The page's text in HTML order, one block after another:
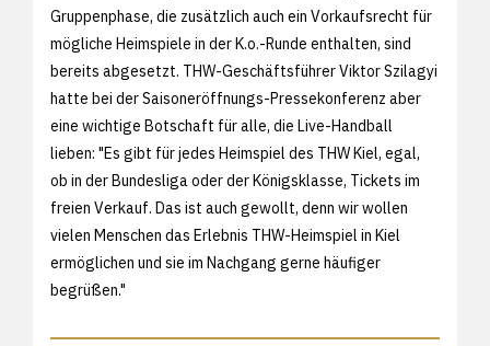
Gruppenphase, die zusätzlich auch ein Vorkaufsrecht für
mögliche Heimspiele in der K.o.-Runde enthalten, sind
bereits abgesetzt. THW-Geschäftsführer Viktor Szilagyi
hatte bei der Saisoneröffnungs-Pressekonferenz aber
eine wichtige Botschaft für alle, die Live-Handball
lieben: "Es gibt für jedes Heimspiel des THW Kiel, egal,
ob in der Bundesliga oder der Königsklasse, Tickets im
freien Verkauf. Das ist auch gewollt, denn wir wollen
vielen Menschen das Erlebnis THW-Heimspiel in Kiel
ermöglichen und sie im Nachgang gerne häufiger
begrüßen."